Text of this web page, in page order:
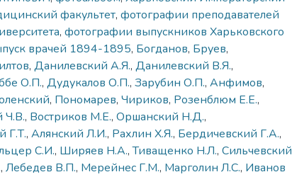
факультет, фотографии преподавателей
, фотографии выпускников Харьковского
врачей 1894-1895, Богданов, Бруев,
, Данилевский А.Я., Данилевский В.Я.,
О.П., Дудукалов О.П., Зарубин О.П., Анфимов,
, Пономарев, Чириков, Розенблюм Е.Е.,
Ч.В., Востриков М.Е., Оршанский Н.Д.,
Г.Т., Алянский Л.И., Рахлин Х.Я., Бердичевский Г.А.,
С.И., Ширяев Н.А.,Тиващенко Н.Л., Сильчевский
, Лебедев В.П., Мерейнес Г.М., Марголин Л.С., Иванов